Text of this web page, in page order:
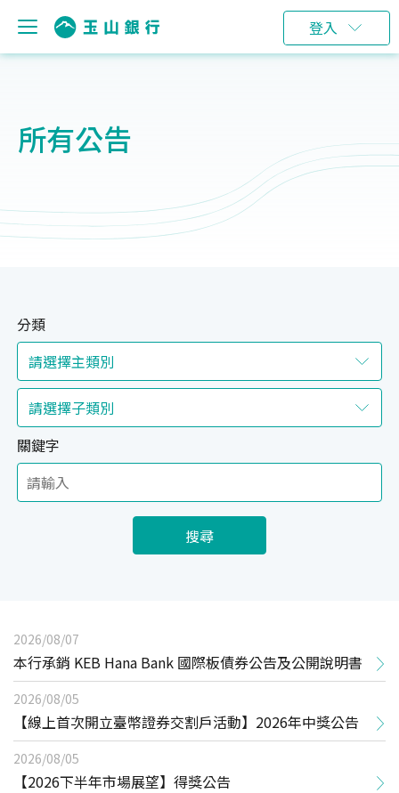
登入
所有公告
分類
關鍵字
搜尋
2026/08/07
本行承銷 KEB Hana Bank 國際板債券公告及公開說明書
2026/08/05
【線上首次開立臺幣證券交割戶活動】2026年中獎公告
2026/08/05
【2026下半年市場展望】得獎公告